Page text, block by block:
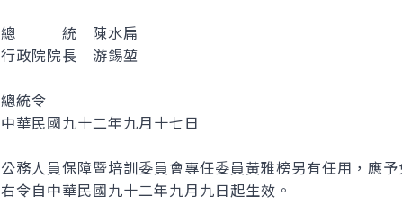
總 統 陳水扁
行政院院長 游錫堃
總統令
中華民國九十二年九月十七日
公務人員保障暨培訓委員會專任委員黃雅榜另有任用，應予
右令自中華民國九十二年九月九日起生效。